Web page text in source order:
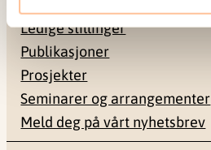
Ledige stillinger
Publikasjoner
Prosjekter
Seminarer og arrangementer
Meld deg på vårt nyhetsbrev